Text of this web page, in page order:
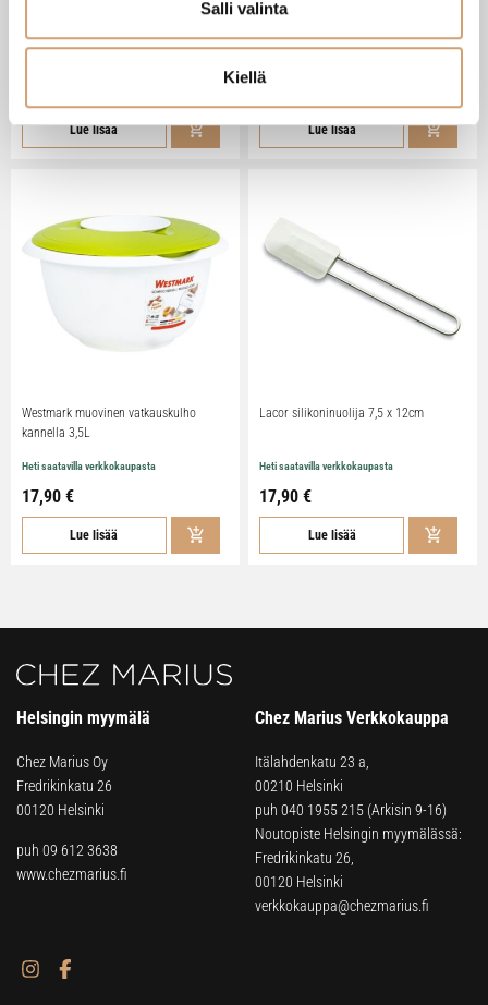
Salli valinta
Kiellä
Gefu vatkauskulho kannella 24cm 4,5L
Lue lisää
Lacor nuolijalusikka silikoni 6 x 9,5cm
Lue lisää
Westmark muovinen vatkauskulho
kannella 3,5L
Heti saatavilla verkkokaupasta
17,90 €
Lue lisää
Lacor silikoninuolija 7,5 x 12cm
Heti saatavilla verkkokaupasta
17,90 €
Lue lisää
Helsingin myymälä
Chez Marius Oy
Fredrikinkatu 26
00120 Helsinki
puh 09 612 3638
www.chezmarius.fi
Chez Marius Verkkokauppa
Itälahdenkatu 23 a,
00210 Helsinki
puh 040 1955 215 (Arkisin 9-16)
Noutopiste Helsingin myymälässä:
Fredrikinkatu 26,
00120 Helsinki
verkkokauppa@chezmarius.fi